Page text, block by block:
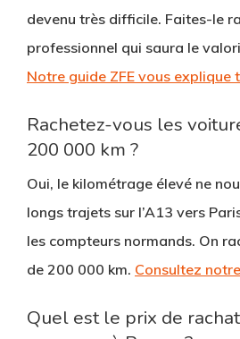
devenu très difficile. Faites-le
professionnel qui saura le
Notre guide ZFE vous explique
Rachetez-vous les
200 000 km ?
Oui, le kilométrage élevé ne
longs trajets sur l’A13 vers
les compteurs normands. On
de 200 000 km. Consultez
Quel est le prix de